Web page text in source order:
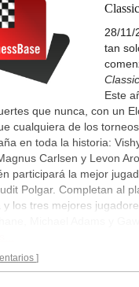
28/11/
tan
Este
que nunca, con un
cualquiera de los
en toda la historia:
Carlsen y Levon
participará la mejor
Polgar. Completan al
y los tres mejores